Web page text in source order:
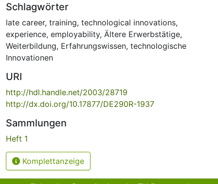
Schlagwörter
late career, training, technological innovations,
experience, employability, Ältere Erwerbstätige,
Weiterbildung, Erfahrungswissen, technologische
Innovationen
URI
http://hdl.handle.net/2003/28719
http://dx.doi.org/10.17877/DE290R-1937
Sammlungen
Heft 1
Komplettanzeige